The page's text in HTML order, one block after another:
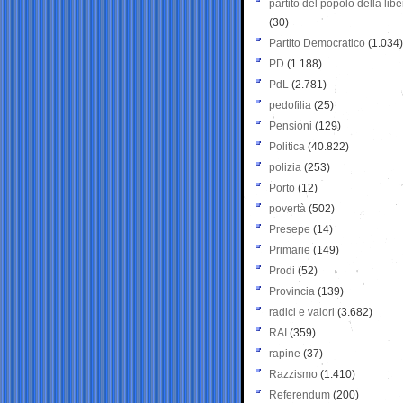
partito del popolo della
(30)
Partito Democratico (1.034)
PD (1.188)
PdL (2.781)
pedofilia (25)
Pensioni (129)
Politica (40.822)
polizia (253)
Porto (12)
povertà (502)
Presepe (14)
Primarie (149)
Prodi (52)
Provincia (139)
radici e valori (3.682)
RAI (359)
rapine (37)
Razzismo (1.410)
Referendum (200)